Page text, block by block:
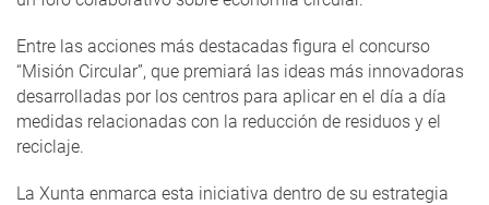
Entre las acciones más destacadas figura el concurso
“Misión Circular”, que premiará las ideas más innovadoras
desarrolladas por los centros para aplicar en el día a día
medidas relacionadas con la reducción de residuos y el
reciclaje.
La Xunta enmarca esta iniciativa dentro de su estrategia